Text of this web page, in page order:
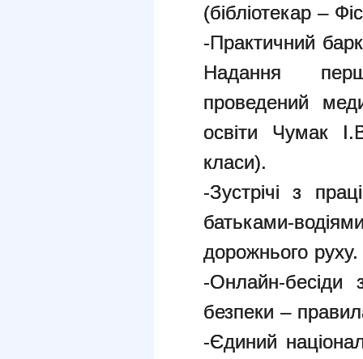
(бібліотекар –
-Практичний
Надання
проведений
освіти Чумак
класи).
-Зустрічі з
батьками-
дорожнього руху.
-Онлайн-
безпеки –
-Єдиний